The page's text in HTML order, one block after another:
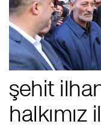
şehit